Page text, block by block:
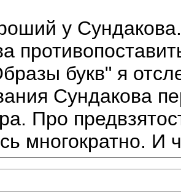
у
букв" я
Сундакова
Про
многократно. И